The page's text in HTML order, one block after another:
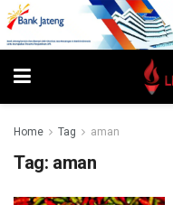
Home Tag aman
Tag: aman